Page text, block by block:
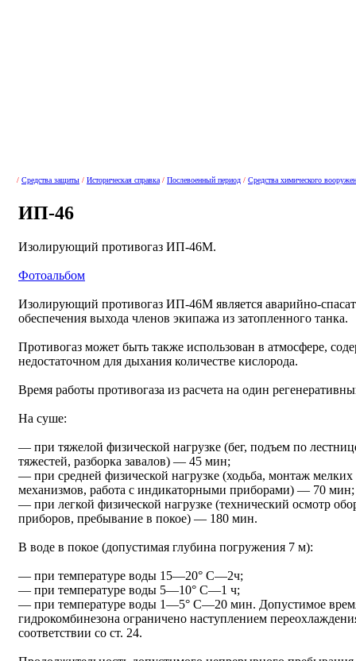
/ Средства защиты / Историческая справка / Послевоенный период / Средства химического
ИП-46
Изолирующий противогаз ИП-46М.
Фотоальбом
Изолирующий противогаз ИП-46М является аварийно-
обеспечения выхода членов экипажа из затопленного танка.
Противогаз может быть также использован в атмосфере,
недостаточном для дыхания количестве кислорода.
Время работы противогаза из расчета на один
На суше:
— при тяжелой физической нагрузке (бег, подъем по
тяжестей, разборка завалов) — 45 мин;
— при средней физической нагрузке (ходьба, монтаж
механизмов, работа с индикаторными приборами) — 70 мин;
— при легкой физической нагрузке (технический осмотр
приборов, пребывание в покое) — 180 мин.
В воде в покое (допустимая глубина погружения 7 м):
— при температуре воды 15—20° С—2ч;
— при температуре воды 5—10° С—1 ч;
— при температуре воды 1—5° С—20 мин. Допустимое
гидрокомбинезона ограничено наступлением
соответствии со ст. 24.